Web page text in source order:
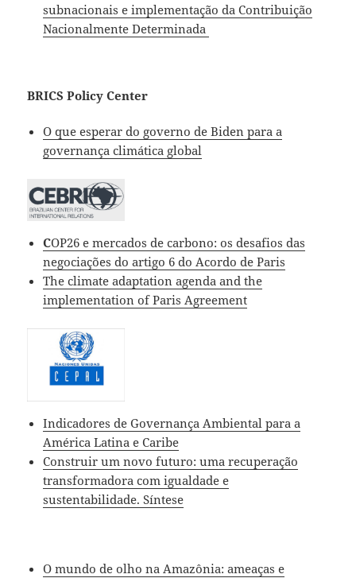
subnacionais e implementação da Contribuição
Nacionalmente Determinada
BRICS Policy Center
O que esperar do governo de Biden para a
governança climática global
COP26 e mercados de carbono: os desafios das
negociações do artigo 6 do Acordo de Paris
The climate adaptation agenda and the
implementation of Paris Agreement
Indicadores de Governança Ambiental para a
América Latina e Caribe
Construir um novo futuro: uma recuperação
transformadora com igualdade e
sustentabilidade. Síntese
O mundo de olho na Amazônia: ameaças e